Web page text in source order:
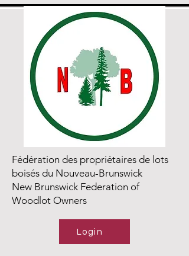
Fédération des propriétaires de lots
boisés du Nouveau-Brunswick
New Brunswick Federation of
Woodlot Owners
Login